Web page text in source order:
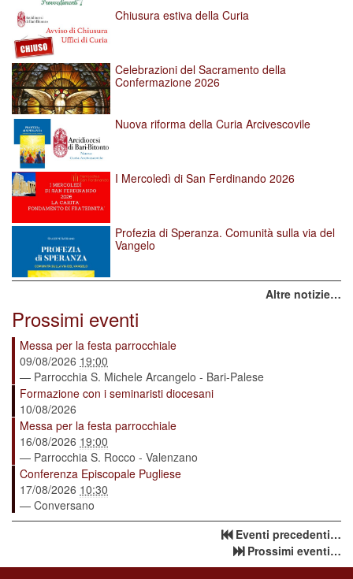
Chiusura estiva della Curia
Celebrazioni del Sacramento della
Confermazione 2026
Nuova riforma della Curia Arcivescovile
I Mercoledì di San Ferdinando 2026
Profezia di Speranza. Comunità sulla via del
Vangelo
Altre notizie…
Prossimi eventi
Messa per la festa parrocchiale
09/08/2026 19:00
— Parrocchia S. Michele Arcangelo - Bari-Palese
Formazione con i seminaristi diocesani
10/08/2026
Messa per la festa parrocchiale
16/08/2026 19:00
— Parrocchia S. Rocco - Valenzano
Conferenza Episcopale Pugliese
17/08/2026 10:30
— Conversano
Eventi precedenti…
Prossimi eventi…